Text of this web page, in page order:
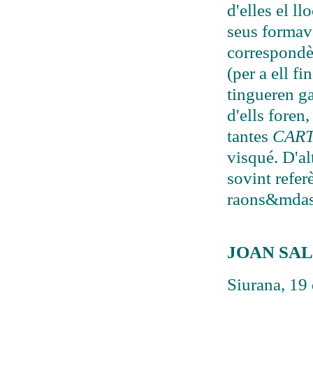
d'elles el
seus
(per a ell
tingueren
d'ells foren,
tantes
visqué.
sovint
JOAN
Siurana,